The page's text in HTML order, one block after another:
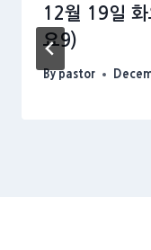
12월 19일
요9)
By pastor